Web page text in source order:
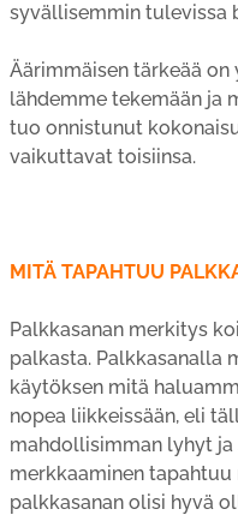
syvällisemmin tulevissa
Äärimmäisen tärkeää
lähdemme tekemään ja
tuo onnistunut
vaikuttavat toisiinsa.
MITÄ TAPAHTUU
Palkkasanan merkitys
palkasta. Palkkasanalla
käytöksen mitä
nopea liikkeissään, eli
mahdollisimman lyhyt
merkkaaminen tapahtuu
palkkasanan olisi hyvä